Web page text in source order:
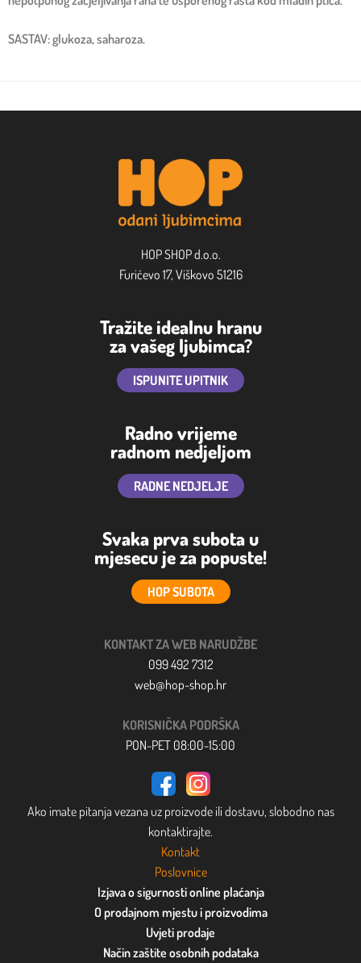
SASTAV: glukoza, saharoza.
HOP SHOP d.o.o.
Furićevo 17, Viškovo 51216
Tražite idealnu hranu
za vašeg ljubimca?
ISPUNITE UPITNIK
Radno vrijeme
radnom nedjeljom
RADNE NEDJELJE
Svaka prva subota u
mjesecu je za popuste!
HOP SUBOTA
KONTAKT ZA WEB NARUDŽBE
099 492 7312
web@hop-shop.hr
KORISNIČKA PODRŠKA
PON-PET 08:00-15:00
Ako imate pitanja vezana uz proizvode ili dostavu, slobodno nas
kontaktirajte.
Kontakt
Poslovnice
Izjava o sigurnosti online plaćanja
O prodajnom mjestu i proizvodima
Uvjeti prodaje
Način zaštite osobnih podataka